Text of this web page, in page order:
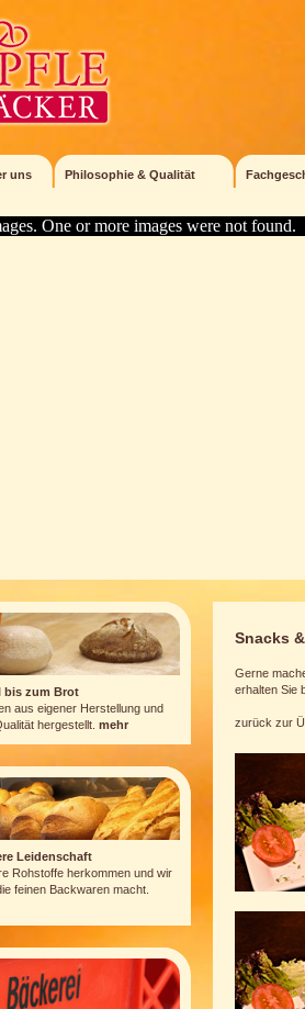
uns Philosophie & Qualität
One or more images were not found.
bis zum Brot
aus eigener Herstellung und
hergestellt. mehr
Leidenschaft
Rohstoffe herkommen und wir
feinen Backwaren macht.
Snacks
Gerne
erhalten Sie
zurück zur